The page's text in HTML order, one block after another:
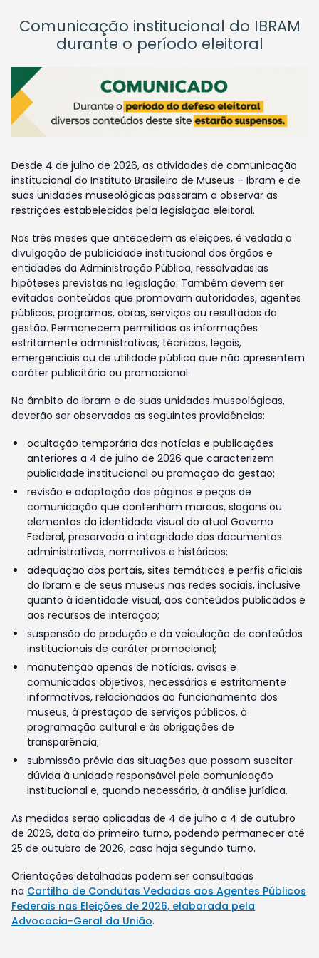
Comunicação institucional do IBRAM
durante o período eleitoral
Desde 4 de julho de 2026, as atividades de comunicação
institucional do Instituto Brasileiro de Museus – Ibram e de
suas unidades museológicas passaram a observar as
restrições estabelecidas pela legislação eleitoral.
Nos três meses que antecedem as eleições, é vedada a
divulgação de publicidade institucional dos órgãos e
entidades da Administração Pública, ressalvadas as
hipóteses previstas na legislação. Também devem ser
evitados conteúdos que promovam autoridades, agentes
públicos, programas, obras, serviços ou resultados da
gestão. Permanecem permitidas as informações
estritamente administrativas, técnicas, legais,
emergenciais ou de utilidade pública que não apresentem
caráter publicitário ou promocional.
No âmbito do Ibram e de suas unidades museológicas,
deverão ser observadas as seguintes providências:
ocultação temporária das notícias e publicações
anteriores a 4 de julho de 2026 que caracterizem
publicidade institucional ou promoção da gestão;
revisão e adaptação das páginas e peças de
comunicação que contenham marcas, slogans ou
elementos da identidade visual do atual Governo
Federal, preservada a integridade dos documentos
administrativos, normativos e históricos;
adequação dos portais, sites temáticos e perfis oficiais
do Ibram e de seus museus nas redes sociais, inclusive
quanto à identidade visual, aos conteúdos publicados e
aos recursos de interação;
suspensão da produção e da veiculação de conteúdos
institucionais de caráter promocional;
manutenção apenas de notícias, avisos e
comunicados objetivos, necessários e estritamente
informativos, relacionados ao funcionamento dos
museus, à prestação de serviços públicos, à
programação cultural e às obrigações de
transparência;
submissão prévia das situações que possam suscitar
dúvida à unidade responsável pela comunicação
institucional e, quando necessário, à análise jurídica.
As medidas serão aplicadas de 4 de julho a 4 de outubro
de 2026, data do primeiro turno, podendo permanecer até
25 de outubro de 2026, caso haja segundo turno.
Orientações detalhadas podem ser consultadas
na Cartilha de Condutas Vedadas aos Agentes Públicos
Federais nas Eleições de 2026, elaborada pela
Advocacia-Geral da União.